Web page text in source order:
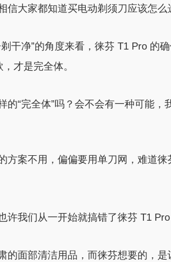
信大家都知道买电动剃须刀应该怎么
干净”的角度来看，徕芬 T1 Pro 的
才是完全体。
的“完全体”吗？会不会有一种可能，
方案不用，偏偏要用单刀网，难道
许我们从一开始就搞错了徕芬 T1
的面部清洁用品，而徕芬想要的，是